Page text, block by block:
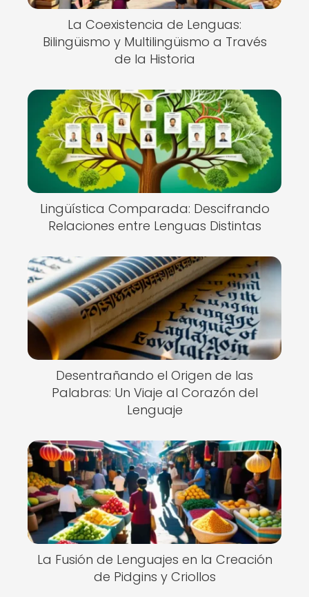
La Coexistencia de Lenguas:
Bilingüismo y Multilingüismo a Través
de la Historia
Lingüística Comparada: Descifrando
Relaciones entre Lenguas Distintas
Desentrañando el Origen de las
Palabras: Un Viaje al Corazón del
Lenguaje
La Fusión de Lenguajes en la Creación
de Pidgins y Criollos